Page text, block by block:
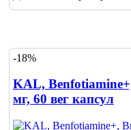
-18%
KAL,
мг, 60 вег капсул